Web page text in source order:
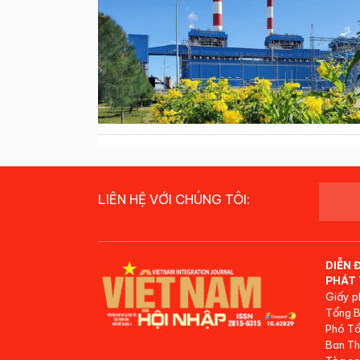
LIÊN HỆ VỚI CHÚNG TÔI:
DIỄN
PHÁT
Giấy
Tổng
Phó
Ban